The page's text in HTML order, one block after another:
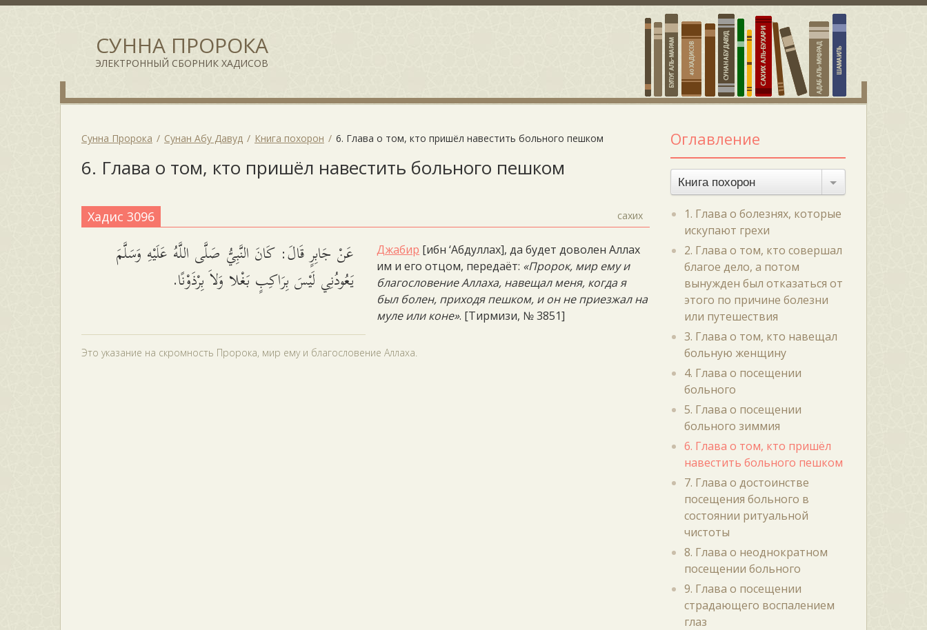
СУННА ПРОРОКА
ЭЛЕКТРОННЫЙ СБОРНИК ХАДИСОВ
Сунна Пророка Сунан Абу Давуд Книга похорон 6. Глава о том, кто пришёл навестить больного пешком
6. Глава о том, кто пришёл навестить больного пешком
Хадис 3096 сахих
عَنْ جَابِرٍ قَالَ: كَانَ النَّبِيُّ صَلَّى اللَّهُ عَلَيْهِ وَسَلَّمَ
يَعُودُنِي لَيْسَ بِرَاكِبٍ بَغْلا وَلاَ بِرْذَوْنًا.
Джабир [ибн ‘Абдуллах], да будет доволен Аллах
им и его отцом, передаёт: «Пророк, мир ему и
благословение Аллаха, навещал меня, когда я
был болен, приходя пешком, и он не приезжал на
муле или коне». [Тирмизи, № 3851]
Это указание на скромность Пророка, мир ему и благословение Аллаха.
Оглавление
Книга похорон
1. Глава о болезнях, которые
искупают грехи
2. Глава о том, кто совершал
благое дело, а потом
вынужден был отказаться от
этого по причине болезни
или путешествия
3. Глава о том, кто навещал
больную женщину
4. Глава о посещении
больного
5. Глава о посещении
больного зиммия
6. Глава о том, кто пришёл
навестить больного пешком
7. Глава о достоинстве
посещения больного в
состоянии ритуальной
чистоты
8. Глава о неоднократном
посещении больного
9. Глава о посещении
страдающего воспалением
глаз